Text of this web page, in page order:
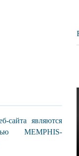
сайта являются
MEMPHIS-